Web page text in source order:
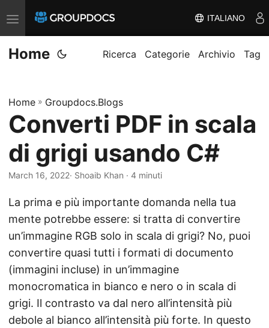
T
o
g
e
n
v
i
a
t
i
o
n
ITALIANO
Home Ricerca Categorie Archivio Tag
Home » Groupdocs.Blogs
Converti PDF in scala
di grigi usando C#
March 16, 2022· Shoaib Khan · 4 minuti
La prima e più importante domanda nella tua
mente potrebbe essere: si tratta di convertire
un’immagine RGB solo in scala di grigi? No, puoi
convertire quasi tutti i formati di documento
(immagini incluse) in un’immagine
monocromatica in bianco e nero o in scala di
grigi. Il contrasto va dal nero all’intensità più
debole al bianco all’intensità più forte. In questo